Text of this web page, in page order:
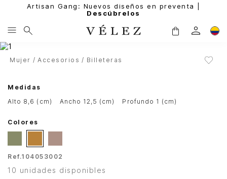
Artisan Gang: Nuevos diseños en preventa |
Descúbrelos
Mujer Accesorios Billeteras
Medidas
alto 8,6 (cm)
ancho 12,5 (cm) profundo 1 (cm)
Colores
Ref.104053002
10 unidades disponibles